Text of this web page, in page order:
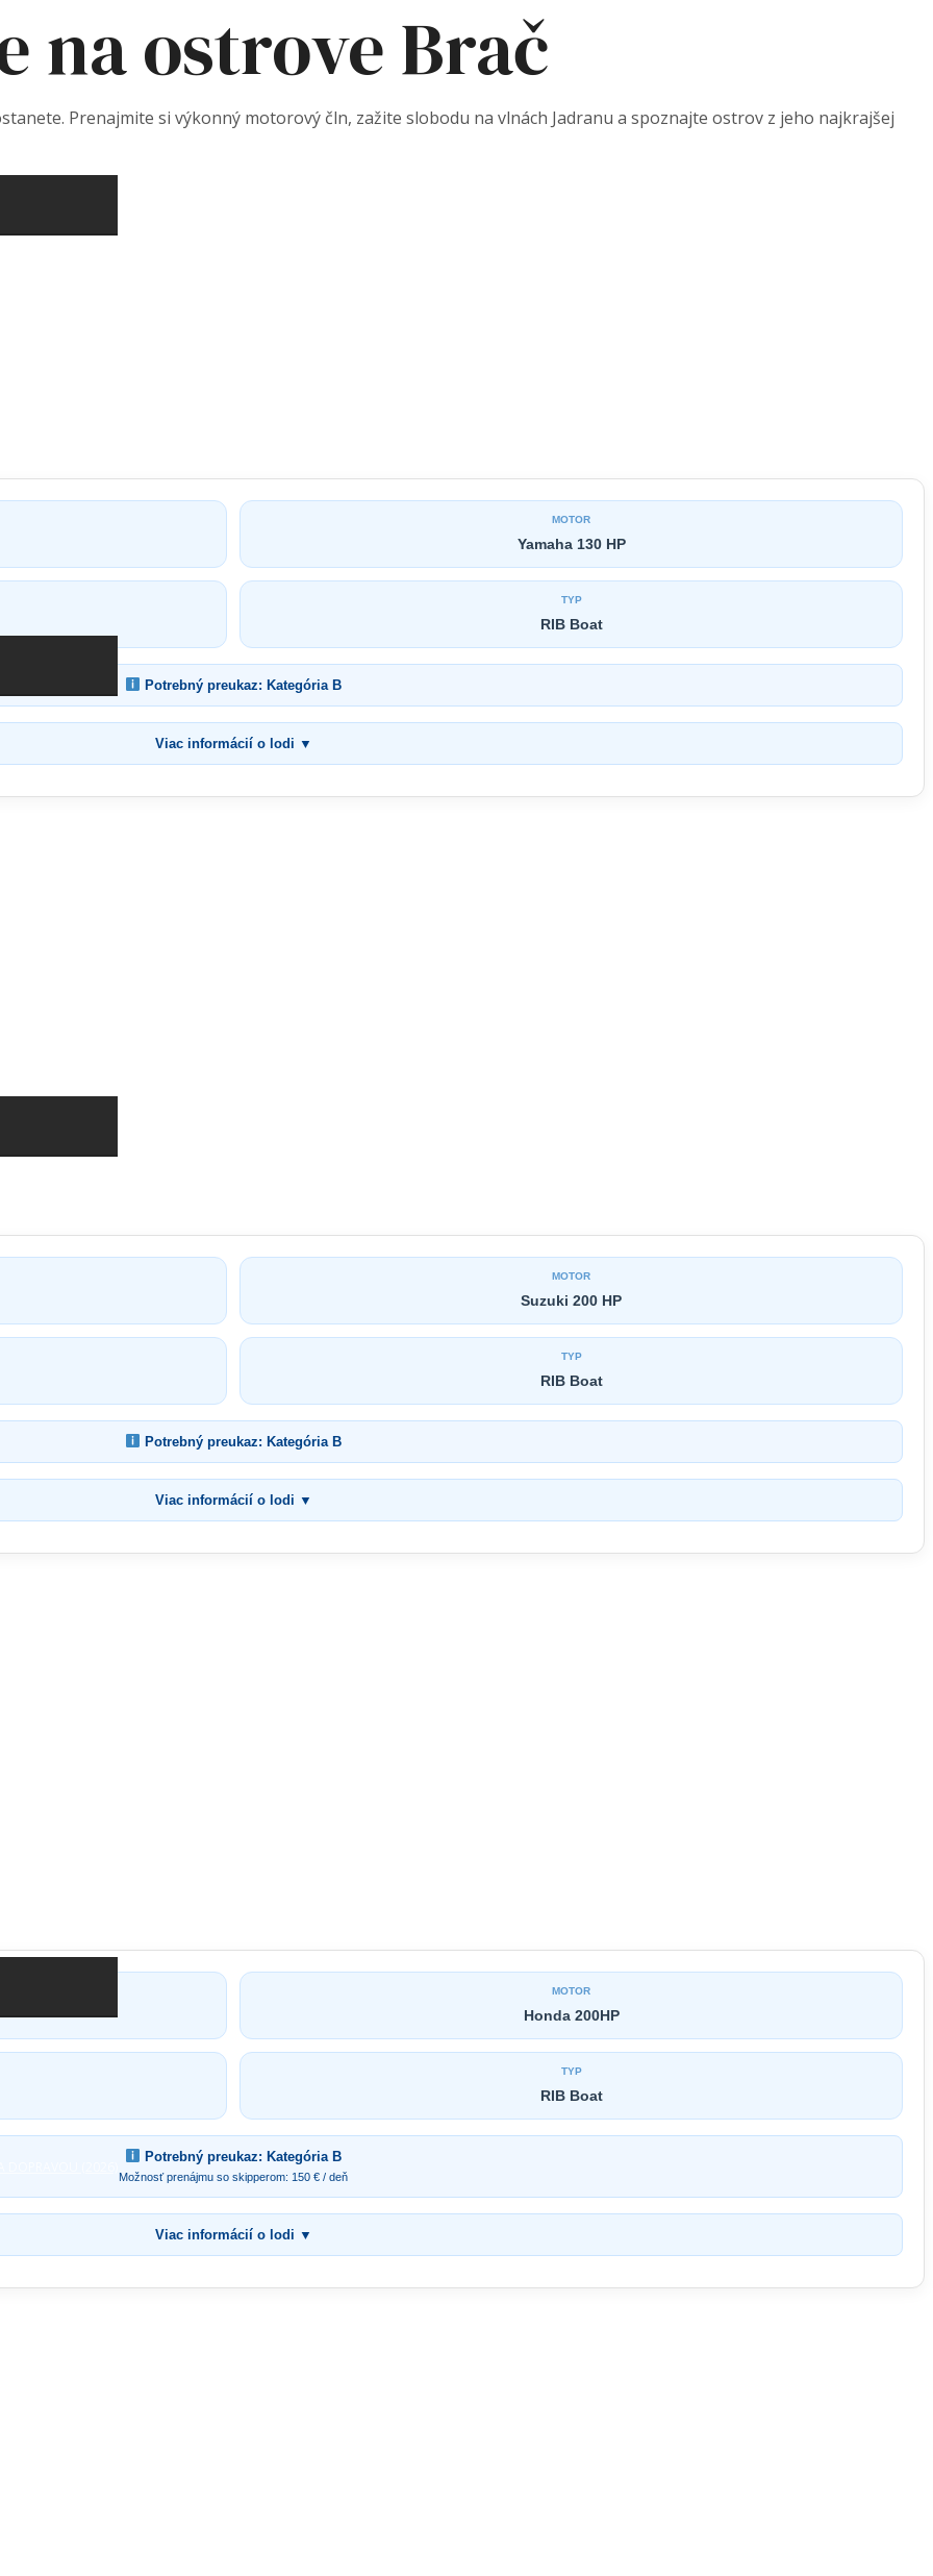
na ostrove Brač
Prenajmite si výkonný motorový čln, zažite slobodu na vlnách Jadranu a spoznajte ostrov z jeho najkrajšej
MOTOR
Yamaha 130 HP
TYP
RIB Boat
Potrebný preukaz: Kategória B
Viac informácií o lodi ▼
MOTOR
Suzuki 200 HP
TYP
RIB Boat
Potrebný preukaz: Kategória B
Viac informácií o lodi ▼
MOTOR
Honda 200HP
TYP
RIB Boat
Potrebný preukaz: Kategória B
Možnosť prenájmu so skipperom: 150 € / deň
Viac informácií o lodi ▼